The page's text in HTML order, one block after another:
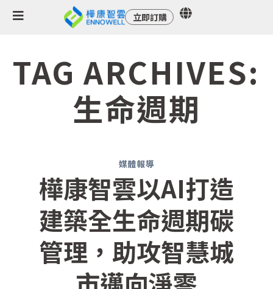
立即訂購
TAG ARCHIVES:
生命週期
媒體報導
樺康智雲以AI打造
建築全生命週期碳
管理，助攻智慧城